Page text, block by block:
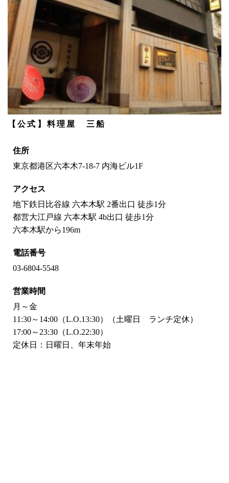
【公式】料理屋 三船
住所
東京都港区六本木7-18-7 内海ビル1F
アクセス
地下鉄日比谷線 六本木駅 2番出口 徒歩1分
都営大江戸線 六本木駅 4b出口 徒歩1分
六本木駅から196m
電話番号
03-6804-5548
営業時間
月～金
11:30～14:00（L.O.13:30）（土曜日 ランチ定休）
17:00～23:30（L.O.22:30）
定休日：日曜日、年末年始